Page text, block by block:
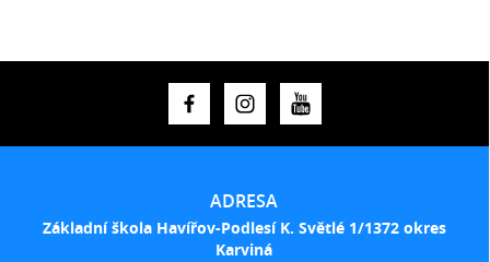
ADRESA
Základní škola Havířov-Podlesí K. Světlé 1/1372 okres
Karviná